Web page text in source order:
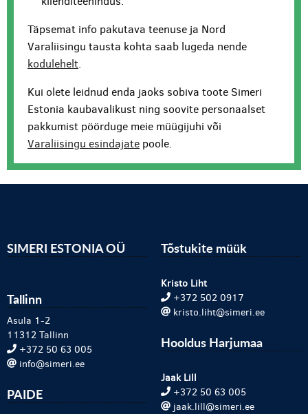
Täpsemat info pakutava teenuse ja Nord
Varaliisingu tausta kohta saab lugeda nende
kodulehelt.
Kui olete leidnud enda jaoks sobiva toote Simeri
Estonia kaubavalikust ning soovite personaalset
pakkumist pöörduge meie müügijuhi või
Varaliisingu esindajate poole.
SIMERI ESTONIA OÜ
Tallinn
Asula 1-2
11312 Tallinn
+372 50 63 005
info@simeri.ee
PAIDE
Tõstukite müük
Kristo Liht
+372 502 0917
kristo.liht@simeri.ee
Hooldus Harjumaa
Jaak Lill
+372 50 63 005
jaak.lill@simeri.ee